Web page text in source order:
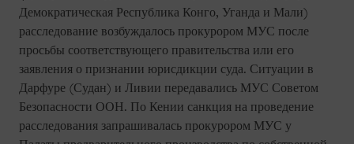
Демократическая Республика Конго, Уганда и Мали)
расследование возбуждалось прокурором МУС после
просьбы соответствующего правительства или его
заявления о признании юрисдикции суда. Ситуации в
Дарфуре (Судан) и Ливии передавались МУС Советом
Безопасности ООН. По Кении санкция на проведение
расследования запрашивалась прокурором МУС у